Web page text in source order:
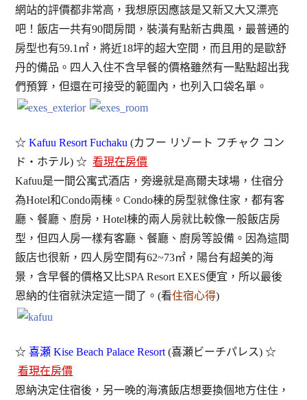
網站的評價都非常高，我想原因應該是又新又大又漂亮
吧！飯店一共有90間房間，裝潢有點新古典風，最普通的
房型也有59.1㎡，將近18坪的超大空間，而且用的是歐舒
丹的備品。四人入住不含早餐的價格雖然有一點點超出我
們預算，但還在可接受的範圍內，也列入口袋名單。
☆Kafuu Resort Fuchaku (カフー リゾート フチャク コン
ド・ホテル) ☆看現在房價
Kafuu是一間公寓式酒店，旁邊就是高爾夫球場，住宿分
為Hotel和Condo兩棟。Condo棟的房型就像住家，都有客
廳、餐廳、廚房，Hotel棟的兩人房就比較像一般飯店房
型，但四人房一樣有客廳、餐廳、廚房等設備。因為這間
飯店也很新，四人房空間有62~73㎡，陽台有超美的海
景，含早餐的價格又比SPA Resort EXES便宜，所以最後
恩納的住宿就決定這一間了。(看住宿心得)
☆喜瀬 Kise Beach Palace Resort (喜瀬ビーチパレス) ☆
看現在房價
恩納決定住宿後，另一晚的海濱飯店想要換個地方住住，